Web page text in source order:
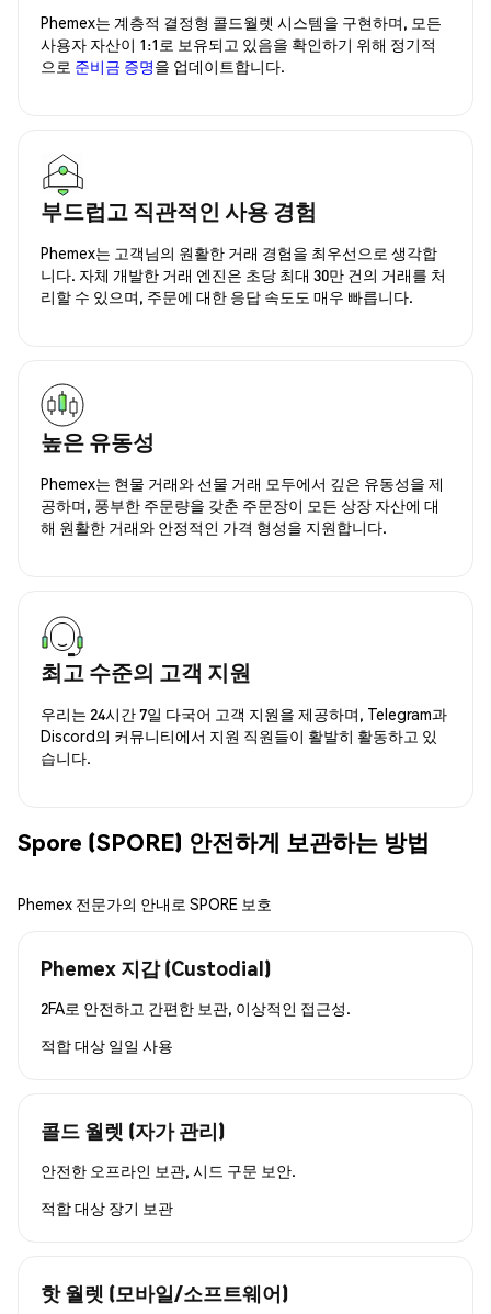
Phemex는 계층적 결정형 콜드월렛 시스템을 구현하며, 모든
사용자 자산이 1:1로 보유되고 있음을 확인하기 위해 정기적
으로 준비금 증명을 업데이트합니다.
부드럽고 직관적인 사용 경험
Phemex는 고객님의 원활한 거래 경험을 최우선으로 생각합
니다. 자체 개발한 거래 엔진은 초당 최대 30만 건의 거래를 처
리할 수 있으며, 주문에 대한 응답 속도도 매우 빠릅니다.
높은 유동성
Phemex는 현물 거래와 선물 거래 모두에서 깊은 유동성을 제
공하며, 풍부한 주문량을 갖춘 주문장이 모든 상장 자산에 대
해 원활한 거래와 안정적인 가격 형성을 지원합니다.
최고 수준의 고객 지원
우리는 24시간 7일 다국어 고객 지원을 제공하며, Telegram과
Discord의 커뮤니티에서 지원 직원들이 활발히 활동하고 있
습니다.
Spore (SPORE) 안전하게 보관하는 방법
Phemex 전문가의 안내로 SPORE 보호
Phemex 지갑 (Custodial)
2FA로 안전하고 간편한 보관, 이상적인 접근성.
적합 대상 일일 사용
콜드 월렛 (자가 관리)
안전한 오프라인 보관, 시드 구문 보안.
적합 대상 장기 보관
핫 월렛 (모바일/소프트웨어)